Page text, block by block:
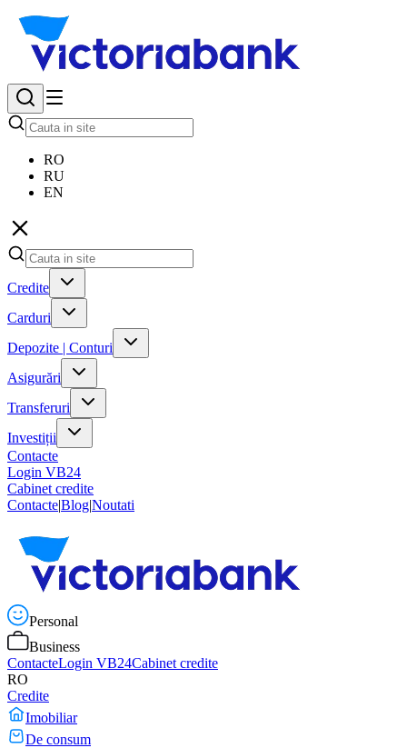
RO
RU
EN
Credite
Carduri
Depozite | Conturi
Asigurări
Transferuri
Investiții
Contacte
Login VB24
Cabinet credite
Contacte|Blog|Noutati
Personal
Business
ContacteLogin VB24Cabinet credite
RO
Credite
Imobiliar
De consum